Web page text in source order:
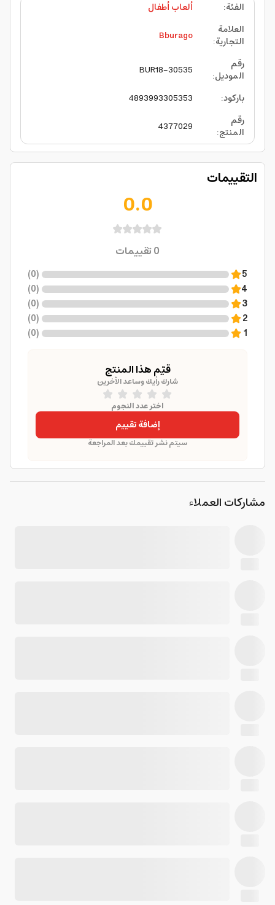
الفئة:
ألعاب أطفال
العلامة
التجارية:
Bburago
رقم
الموديل:
BUR18-30535
باركود:
4893993305353
رقم
المنتج:
4377029
التقييمات
0.0
0تقييمات
5
(
0
)
4
(
0
)
3
(
0
)
2
(
0
)
1
(
0
)
قيّم هذا المنتج
شارك رأيك وساعد الآخرين
اختر عدد النجوم
إضافة تقييم
سيتم نشر تقييمك بعد المراجعة
مشاركات العملاء